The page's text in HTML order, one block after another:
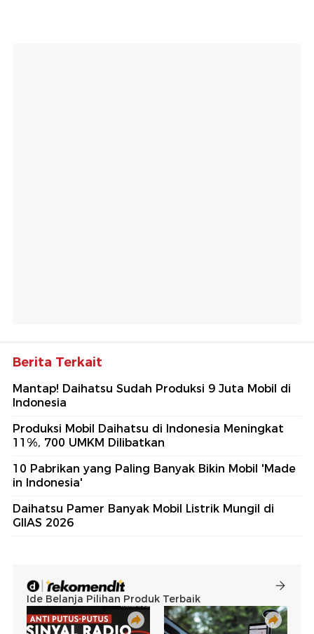
Berita Terkait
Mantap! Daihatsu Sudah Produksi 9 Juta Mobil di
Indonesia
Produksi Mobil Daihatsu di Indonesia Meningkat
11%, 700 UMKM Dilibatkan
10 Pabrikan yang Paling Banyak Bikin Mobil 'Made
in Indonesia'
Daihatsu Pamer Banyak Mobil Listrik Mungil di
GIIAS 2026